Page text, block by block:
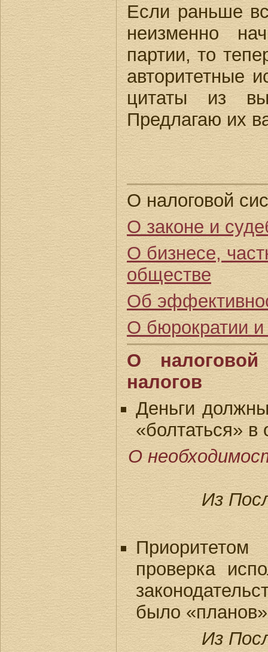
Если раньше
неизменно
партии, то
авторитетные
цитаты из
Предлагаю их
О налоговой
О законе и
О бизнесе,
обществе
Об
О бюрократии и
О налоговой
налогов
Деньги
«болтаться»
О
Из
проверка
было
Из